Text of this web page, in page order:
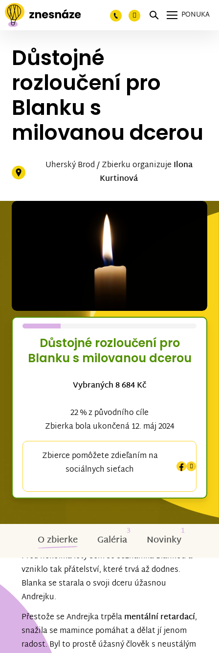
PONUKA
Důstojné
rozloučení pro
Blanku s
milovanou dcerou
Uherský Brod / Zbierku organizuje Ilona
Kurtinová
Důstojné rozloučení pro
Blanku s milovanou dcerou
Vybraných 8 684 Kč
22 % z původního cíle
Zbierka bola ukončená 12. máj 2024
Zbierce pomôžete zdieľaním na
sociálnych sieťach
O zbierke Galéria
3
Novinky
1
Před několika lety sem se seznámila Blankou a
vzniklo tak přátelství, které trvá až dodnes.
Blanka se starala o svoji dceru úžasnou
Andrejku.
Přestože se Andrejka trpělamentální retardací,
snažila se mamince pomáhat a dělat jí jenom
radost. Byl to prostě úžasný člověk s neustálým